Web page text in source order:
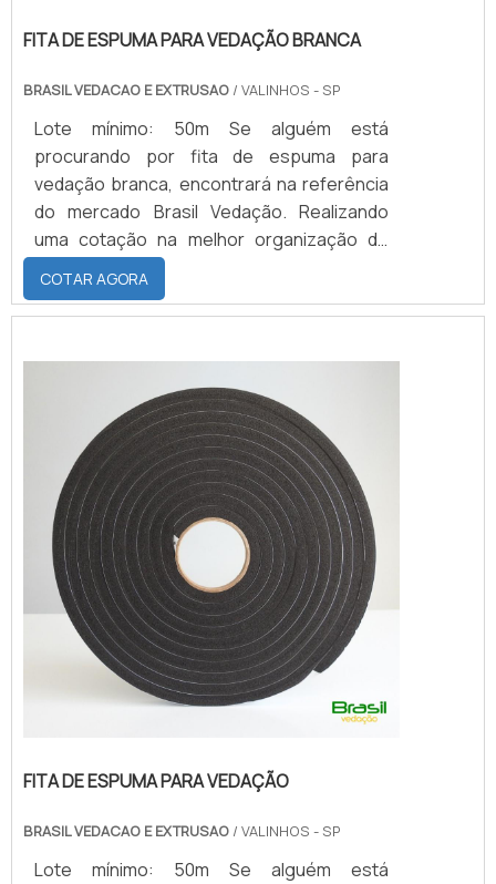
FITA DE ESPUMA PARA VEDAÇÃO BRANCA
BRASIL VEDACAO E EXTRUSAO / VALINHOS - SP
Lote mínimo: 50m Se alguém está
procurando por fita de espuma para
vedação branca, encontrará na referência
do mercado Brasil Vedação. Realizando
uma cotação na melhor organização do
ramo e descobrindo a maior referência de
qualidade da área de atuação.Quando a
busca é por fita de espuma para vedação
que não desbotam ou amarelam.MAIS
SOBRE FITA DE ESPUMA P...
COTAR AGORA
FITA DE ESPUMA PARA VEDAÇÃO
BRASIL VEDACAO E EXTRUSAO / VALINHOS - SP
Lote mínimo: 50m Se alguém está